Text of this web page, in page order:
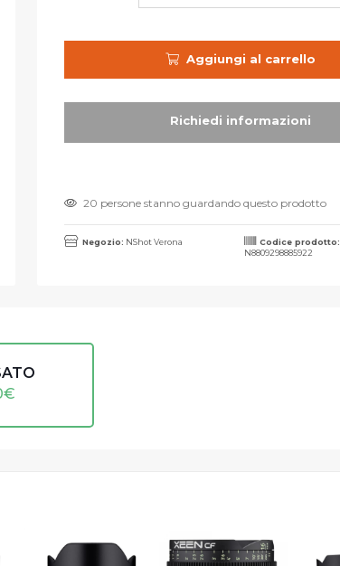
Aggiungi al carrello
20 persone stanno guardando questo prodotto
Negozio: NShot Verona Codice prodotto:
N8809298885922
€